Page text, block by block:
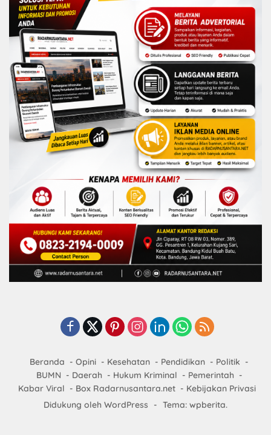
Beranda Opini Kesehatan Pendidikan
Politik
BUMN
Daerah Hukum Kriminal
Pemerintah
Kabar Viral
Box Radarnusantara.net
Kebijakan Privasi
Didukung oleh WordPress
- Tema: wpberita.